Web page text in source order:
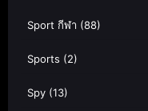
Sport กีฬา (88)
Sports (2)
Spy (13)